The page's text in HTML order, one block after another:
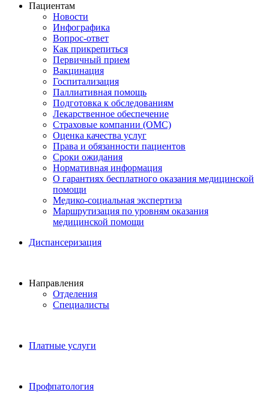
Пациентам
Новости
Инфографика
Вопрос-ответ
Как прикрепиться
Первичный прием
Вакцинация
Госпитализация
Паллиативная помощь
Подготовка к обследованиям
Лекарственное обеспечение
Страховые компании (ОМС)
Оценка качества услуг
Права и обязанности пациентов
Сроки ожидания
Нормативная информация
О гарантиях бесплатного оказания медицинской
помощи
Медико-социальная экспертиза
Маршрутизация по уровням оказания
медицинской помощи
Диспансеризация
Направления
Отделения
Специалисты
Платные услуги
Профпатология